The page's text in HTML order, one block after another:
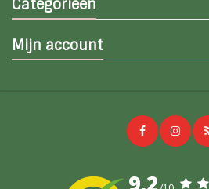
Categorieën
Mijn account